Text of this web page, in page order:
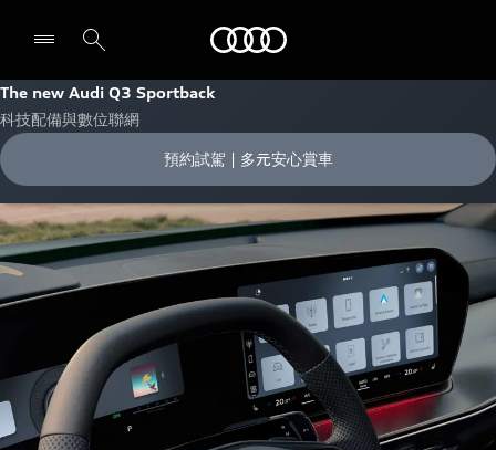
The new Audi Q3 Sportback
科技配備與數位聯網
預約試駕 | 多元安心賞車